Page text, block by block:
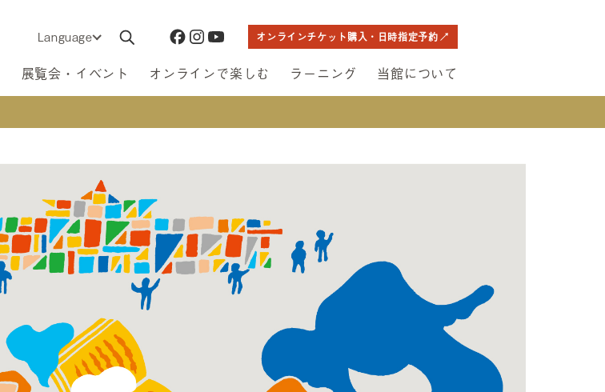
Language オンラインチケット購入・日時指定予約
展覧会・イベント オンラインで楽しむ ラーニング 当館について